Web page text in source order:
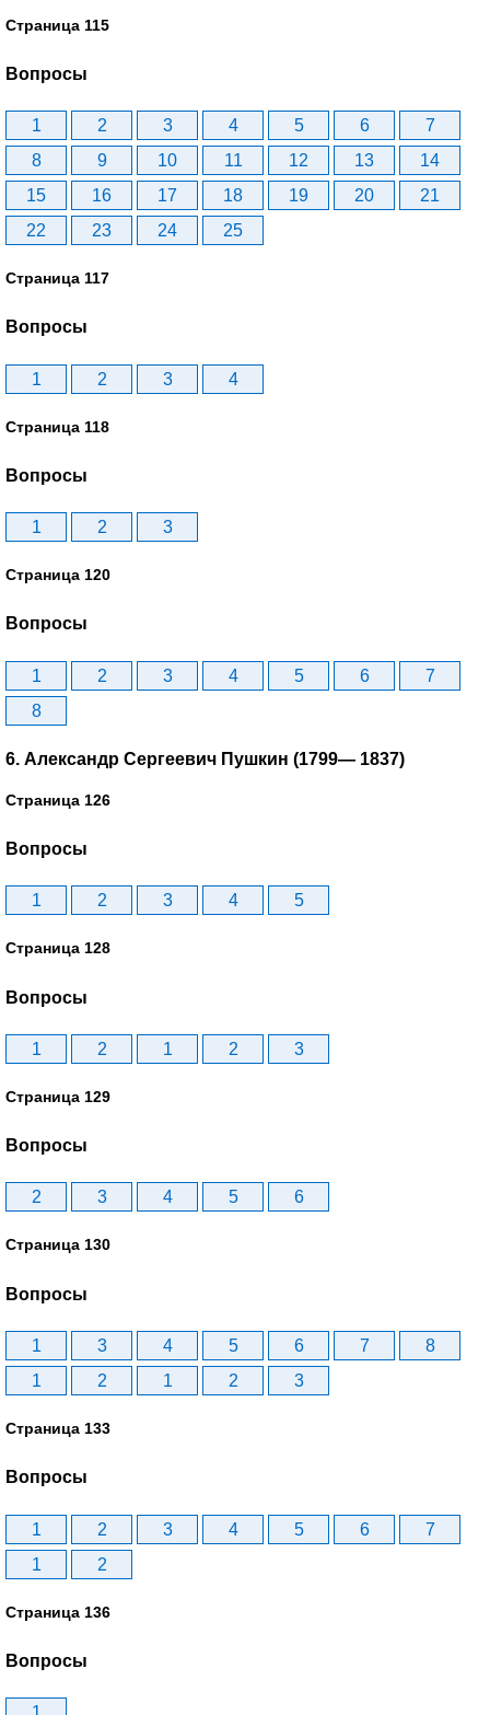
Страница 115
Вопросы
1 2 3 4 5 6
7
8
9 10 11 12 13
14
15
16 17 18 19 20
21
22
23 24 25
Страница 117
Вопросы
1 2 3 4
Страница 118
Вопросы
1 2 3
Страница 120
Вопросы
1 2 3 4 5 6
7
8
6. Александр Сергеевич Пушкин (1799— 1837)
Страница 126
Вопросы
1 2 3 4 5
Страница 128
Вопросы
1 2 1 2 3
Страница 129
Вопросы
2 3 4 5 6
Страница 130
Вопросы
1 3 4 5 6 7
8
1
2 1 2 3
Страница 133
Вопросы
1 2 3 4 5 6
7
1
2
Страница 136
Вопросы